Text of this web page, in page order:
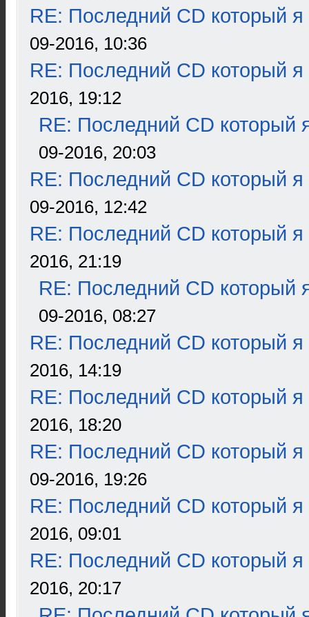
RE: Последний CD который я
09-2016, 10:36
RE: Последний CD который я
2016, 19:12
RE: Последний CD который
09-2016, 20:03
RE: Последний CD который я
09-2016, 12:42
RE: Последний CD который я
2016, 21:19
RE: Последний CD который
09-2016, 08:27
RE: Последний CD который я
2016, 14:19
RE: Последний CD который я
2016, 18:20
RE: Последний CD который я
09-2016, 19:26
RE: Последний CD который я
2016, 09:01
RE: Последний CD который я
2016, 20:17